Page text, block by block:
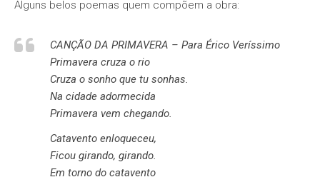
Alguns belos poemas quem compõem a obra:
CANÇÃO DA PRIMAVERA – Para Érico Veríssimo
Primavera cruza o rio
Cruza o sonho que tu sonhas.
Na cidade adormecida
Primavera vem chegando.
Catavento enloqueceu,
Ficou girando, girando.
Em torno do catavento